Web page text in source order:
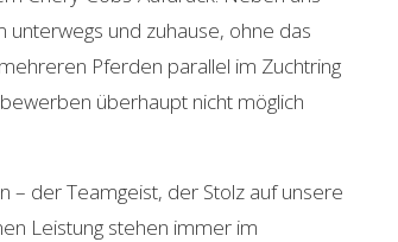
unterwegs und zuhause, ohne das
Pferden parallel im Zuchtring
überhaupt nicht möglich
– der Teamgeist, der Stolz auf unsere
Leistung stehen immer im